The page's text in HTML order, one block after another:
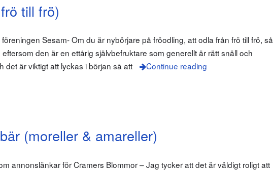
till frö)
Sesam- Om du är nybörjare på fröodling, att odla från frö till frö, så
den är en ettårig självbefruktare som generellt är rätt snäll och
det är viktigt att lyckas i början så att
Continue reading
(moreller & amareller)
annonslänkar för Cramers Blommor – Jag tycker att det är väldigt roligt att